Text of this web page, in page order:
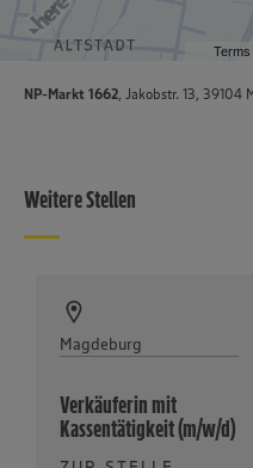
NP-Markt 1662, Jakobstr. 13, 39104
Weitere Stellen
Magdeburg
Verkäuferin mit
Kassentätigkeit (m/w/d)